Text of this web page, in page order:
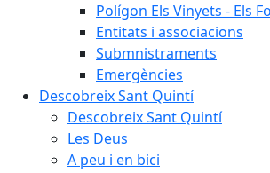
Polígon Els Vinyets - Els
Entitats i associacions
Submnistraments
Emergències
Descobreix Sant Quintí
Descobreix Sant Quintí
Les Deus
A peu i en bici